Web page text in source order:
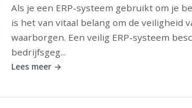
Als je een ERP-systeem gebruikt om je
is het van vitaal belang om de veiligheid
waarborgen. Een veilig ERP-systeem
bedrijfsgeg...
Lees meer →